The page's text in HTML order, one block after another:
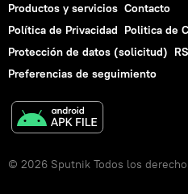
Productos y servicios Contacto
Política de Privacidad Politica de
Protección de datos (solicitud)
Preferencias de seguimiento
© 2026 Sputnik Todos los